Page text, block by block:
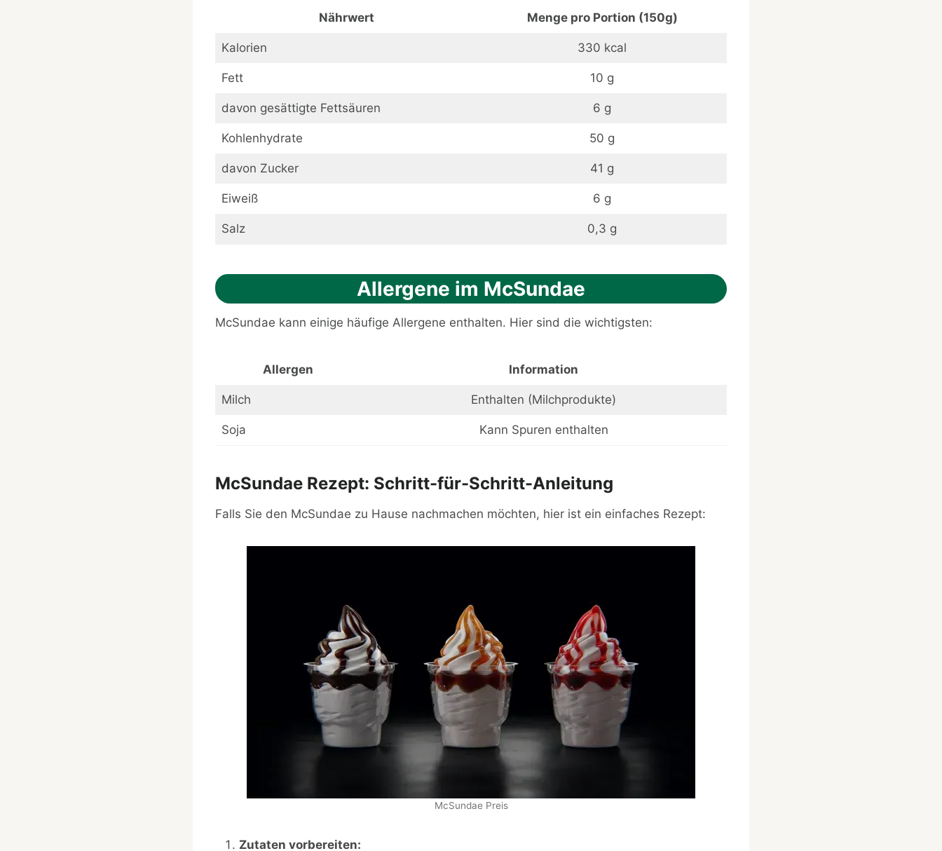
Nährwert Menge pro Portion (150g)
Kalorien 330 kcal
Fett 10 g
davon gesättigte Fettsäuren 6 g
Kohlenhydrate 50 g
davon Zucker 41 g
Eiweiß 6 g
Salz 0,3 g
Allergene im McSundae
McSundae kann einige häufige Allergene enthalten. Hier sind die wichtigsten:
Allergen Information
Milch Enthalten (Milchprodukte)
Soja Kann Spuren enthalten
McSundae Rezept: Schritt-für-Schritt-Anleitung
Falls Sie den McSundae zu Hause nachmachen möchten, hier ist ein einfaches Rezept:
McSundae Preis
Zutaten vorbereiten: